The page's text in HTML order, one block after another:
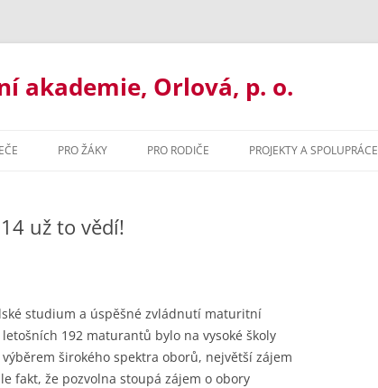
akademie, Orlová, p. o.
PRO UCHAZEČE
TECHNOLOGIE
PRO ŽÁKY
MATERIÁLY KE STAŽENÍ
PREVENCE RIZIK
PRO RODIČE
NADAČNÍ FOND GOA ORLOVÁ
PROJEKTY A SPOLUPRÁCE
už to vědí!
studium a úspěšné zvládnutí maturitní
192 maturantů bylo na vysoké školy
širokého spektra oborů, největší zájem
fakt, že pozvolna stoupá zájem o obory